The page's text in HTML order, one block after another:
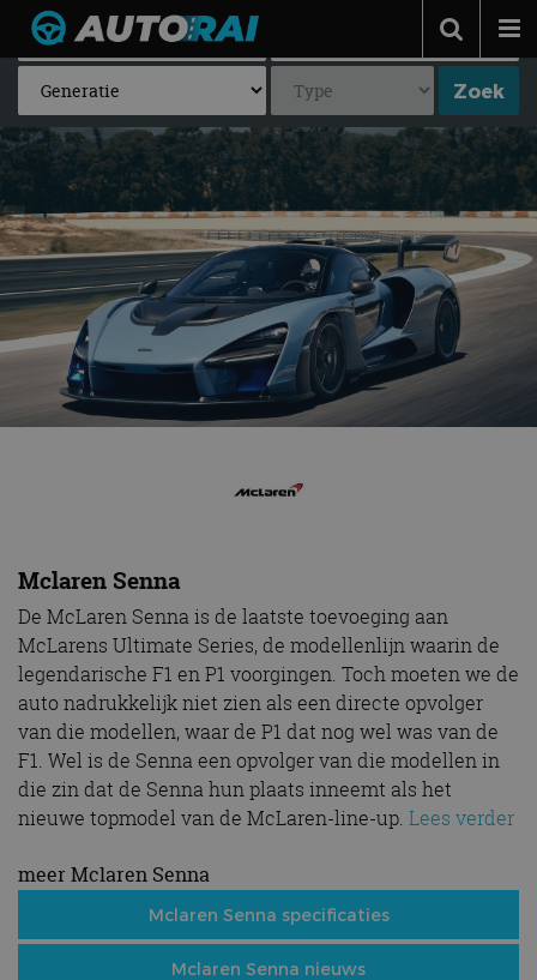
Autonieuws
Podcast
Autotests
Automerken
Adverteren
Contact
MotorRAI.nl
Mclaren Senna
De McLaren Senna is de laatste toevoeging aan
McLarens Ultimate Series, de modellenlijn waarin de
legendarische F1 en P1 voorgingen. Toch moeten we de
auto nadrukkelijk niet zien als een directe opvolger
van die modellen, waar de P1 dat nog wel was van de
F1. Wel is de Senna een opvolger van die modellen in
die zin dat de Senna hun plaats inneemt als het
nieuwe topmodel van de McLaren-line-up. Lees verder
meer Mclaren Senna
Mclaren Senna specificaties
Mclaren Senna nieuws